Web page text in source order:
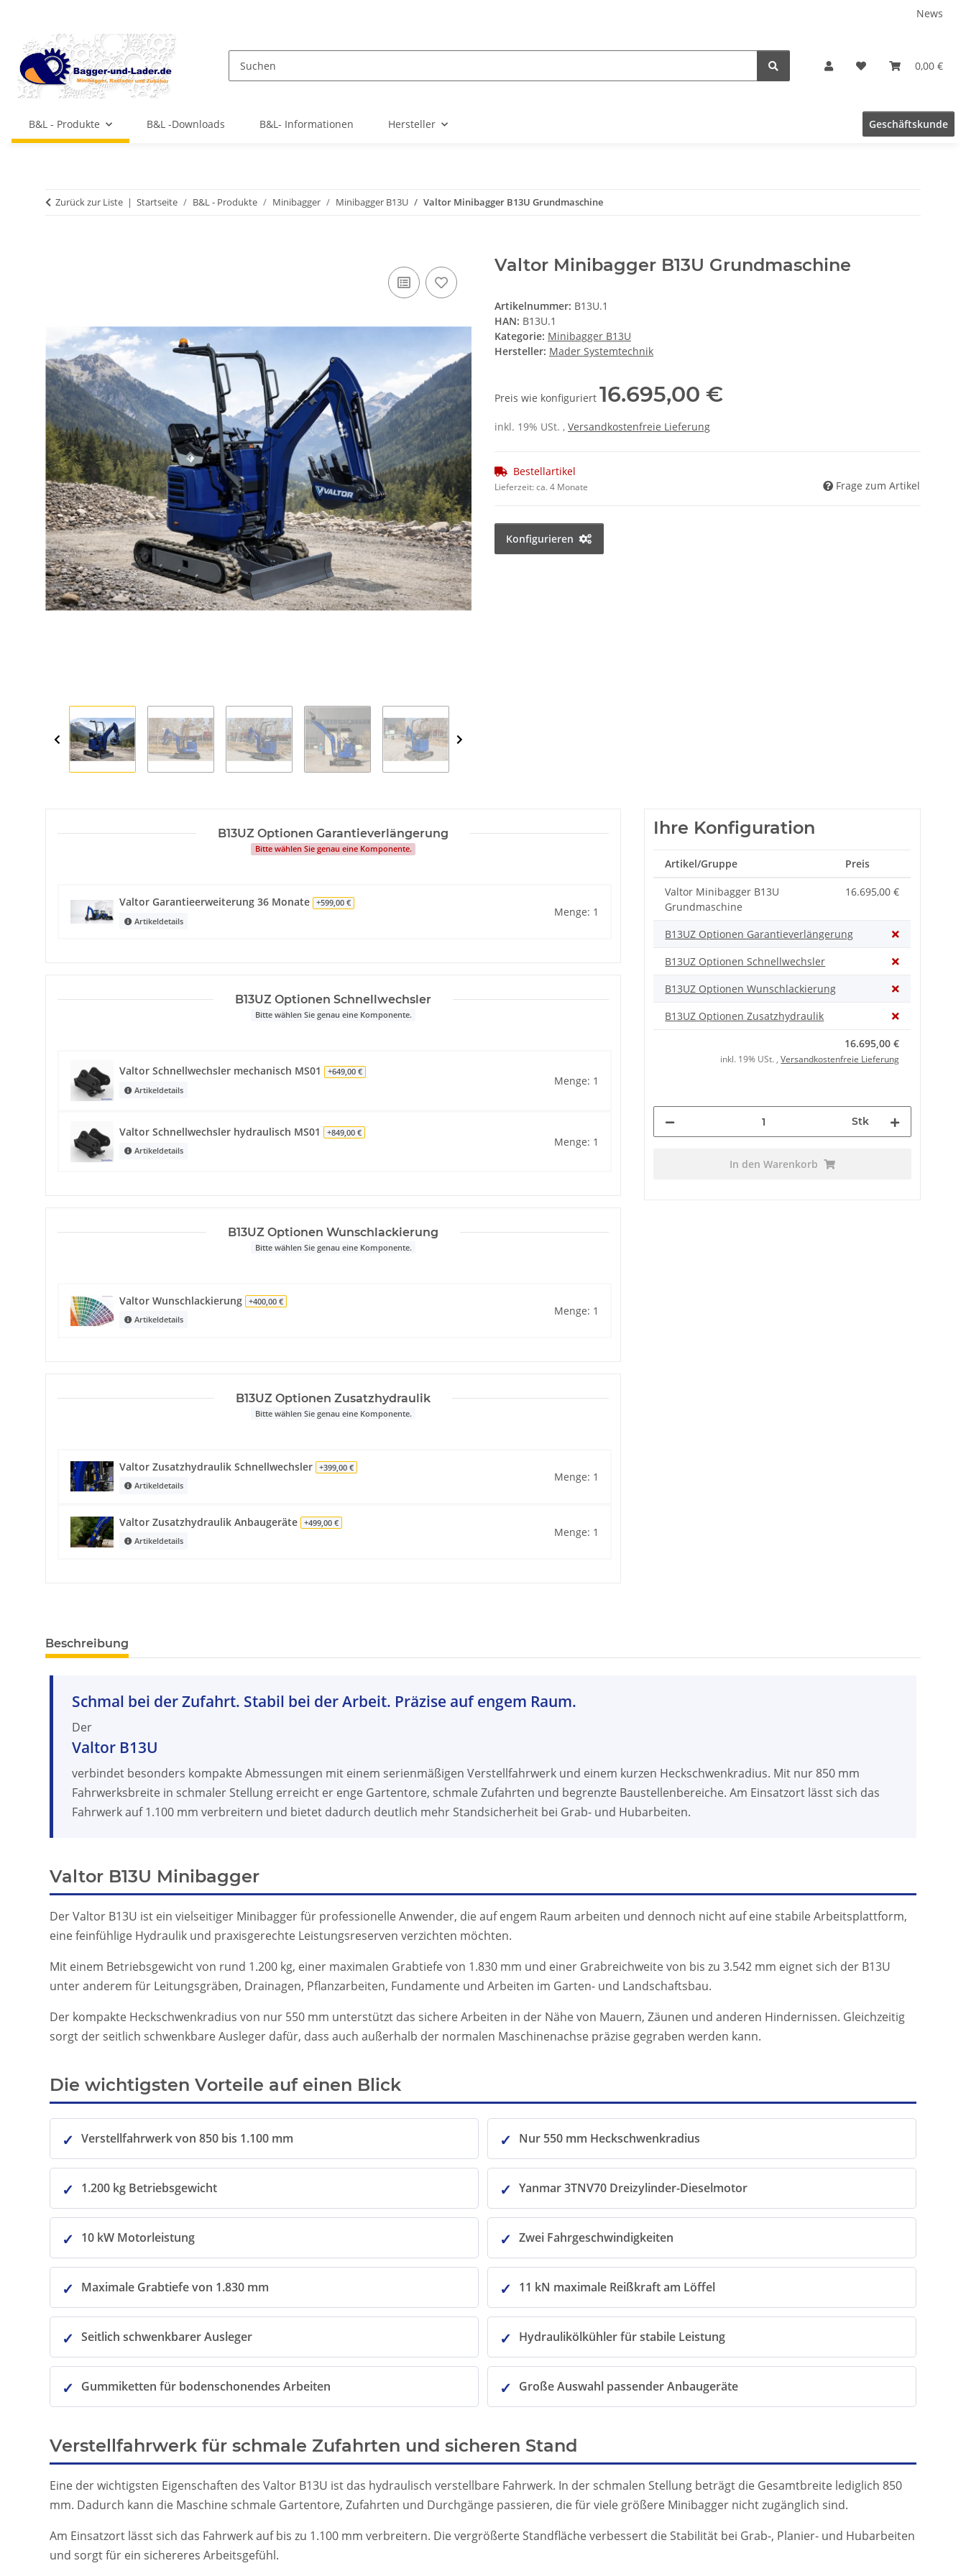
News
0,00 €
B&L - Produkte B&L -Downloads B&L- Informationen Hersteller Geschäftskunde
Zurück zur Liste Startseite B&L - Produkte Minibagger Minibagger B13U Valtor Minibagger B13U Grundmaschine
Valtor Minibagger B13U Grundmaschine
Artikelnummer: B13U.1
HAN: B13U.1
Kategorie: Minibagger B13U
Hersteller: Mader Systemtechnik
Preis wie konfiguriert 16.695,00 €
inkl. 19% USt. , Versandkostenfreie Lieferung
Bestellartikel
Lieferzeit:ca. 4 Monate Frage zum Artikel
Konfigurieren
B13UZ Optionen Garantieverlängerung
Bitte wählen Sie genau eine Komponente.
Valtor Garantieerweiterung 36 Monate
+599,00 €
Artikeldetails
Menge: 1
B13UZ Optionen Schnellwechsler
Bitte wählen Sie genau eine Komponente.
Valtor Schnellwechsler mechanisch MS01
+649,00 €
Artikeldetails
Menge: 1
Valtor Schnellwechsler hydraulisch MS01
+849,00 €
Artikeldetails
Menge: 1
B13UZ Optionen Wunschlackierung
Bitte wählen Sie genau eine Komponente.
Valtor Wunschlackierung
+400,00 €
Artikeldetails
Menge: 1
B13UZ Optionen Zusatzhydraulik
Bitte wählen Sie genau eine Komponente.
Valtor Zusatzhydraulik Schnellwechsler
+399,00 €
Artikeldetails
Menge: 1
Valtor Zusatzhydraulik Anbaugeräte
+499,00 €
Artikeldetails
Menge: 1
Ihre Konfiguration
Artikel/Gruppe Preis
Valtor Minibagger B13U
Grundmaschine
16.695,00 €
B13UZ Optionen Garantieverlängerung
B13UZ Optionen Schnellwechsler
B13UZ Optionen Wunschlackierung
B13UZ Optionen Zusatzhydraulik
16.695,00 €
inkl. 19% USt. ,Versandkostenfreie Lieferung
Stk
In den Warenkorb
Beschreibung
Schmal bei der Zufahrt. Stabil bei der Arbeit. Präzise auf engem Raum.
Der
Valtor B13U
verbindet besonders kompakte Abmessungen mit einem serienmäßigen Verstellfahrwerk und einem kurzen Heckschwenkradius. Mit nur 850 mm
Fahrwerksbreite in schmaler Stellung erreicht er enge Gartentore, schmale Zufahrten und begrenzte Baustellenbereiche. Am Einsatzort lässt sich das
Fahrwerk auf 1.100 mm verbreitern und bietet dadurch deutlich mehr Standsicherheit bei Grab- und Hubarbeiten.
Valtor B13U Minibagger
Der Valtor B13U ist ein vielseitiger Minibagger für professionelle Anwender, die auf engem Raum arbeiten und dennoch nicht auf eine stabile Arbeitsplattform,
eine feinfühlige Hydraulik und praxisgerechte Leistungsreserven verzichten möchten.
Mit einem Betriebsgewicht von rund 1.200 kg, einer maximalen Grabtiefe von 1.830 mm und einer Grabreichweite von bis zu 3.542 mm eignet sich der B13U
unter anderem für Leitungsgräben, Drainagen, Pflanzarbeiten, Fundamente und Arbeiten im Garten- und Landschaftsbau.
Der kompakte Heckschwenkradius von nur 550 mm unterstützt das sichere Arbeiten in der Nähe von Mauern, Zäunen und anderen Hindernissen. Gleichzeitig
sorgt der seitlich schwenkbare Ausleger dafür, dass auch außerhalb der normalen Maschinenachse präzise gegraben werden kann.
Die wichtigsten Vorteile auf einen Blick
Verstellfahrwerk von 850 bis 1.100 mm Nur 550 mm Heckschwenkradius
1.200 kg Betriebsgewicht Yanmar 3TNV70 Dreizylinder-Dieselmotor
10 kW Motorleistung Zwei Fahrgeschwindigkeiten
Maximale Grabtiefe von 1.830 mm 11 kN maximale Reißkraft am Löffel
Seitlich schwenkbarer Ausleger Hydraulikölkühler für stabile Leistung
Gummiketten für bodenschonendes Arbeiten Große Auswahl passender Anbaugeräte
Verstellfahrwerk für schmale Zufahrten und sicheren Stand
Eine der wichtigsten Eigenschaften des Valtor B13U ist das hydraulisch verstellbare Fahrwerk. In der schmalen Stellung beträgt die Gesamtbreite lediglich 850
mm. Dadurch kann die Maschine schmale Gartentore, Zufahrten und Durchgänge passieren, die für viele größere Minibagger nicht zugänglich sind.
Am Einsatzort lässt sich das Fahrwerk auf bis zu 1.100 mm verbreitern. Die vergrößerte Standfläche verbessert die Stabilität bei Grab-, Planier- und Hubarbeiten
und sorgt für ein sichereres Arbeitsgefühl.